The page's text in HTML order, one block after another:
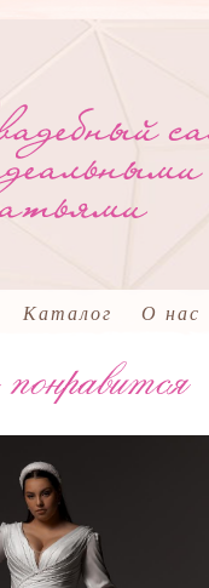
Каталог О нас